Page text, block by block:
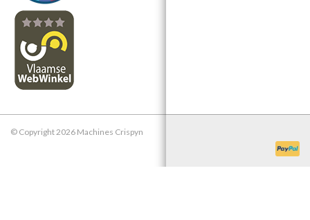
© Copyright 2026 Machines Crispyn